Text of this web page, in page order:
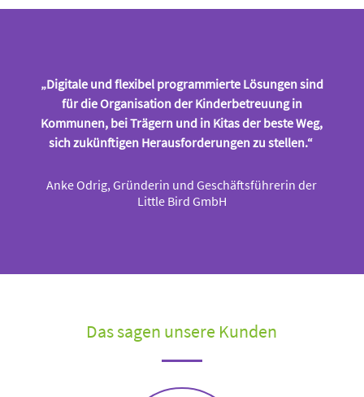
„Digitale und flexibel program­mierte Lösungen sind
für die Organisation der Kinderbetreuung in
Kommunen, bei Trägern und in Kitas der beste Weg,
sich zukünf­tigen Herausforderungen zu stellen.“
Anke Odrig, Gründerin und Geschäftsführerin der
Little Bird GmbH
Das sagen unsere Kunden